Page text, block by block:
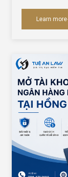
Learn more